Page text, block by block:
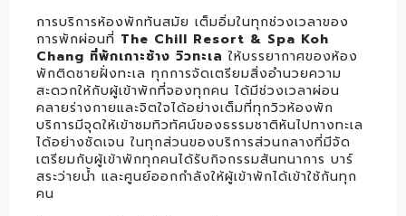
การบริการห้องพักทันสมัย เต็มอิ่มในทุกช่วงเวลาของ
การพักผ่อนที่ The Chill Resort & Spa Koh
Chang ที่พักเกาะช้าง วิวทะเล ให้บรรยากาศของห้อง
พักติดชายฝั่งทะเล ทุกการจัดเตรียมสิ่งอำนวยความ
สะดวกให้กับผู้เข้าพักที่จองทุกคน ได้มีช่วงเวลาผ่อน
คลายร่างกายและจิตใจได้อย่างเต็มที่ทุกวิวห้องพัก
บริการมีจุดให้เข้าชมทิวทัศน์ของธรรมชาติหันไปทางทะเล
ได้อย่างชัดเจน ในทุกส่วนของบริการส่วนกลางที่มีจัด
เตรียมกับผู้เข้าพักทุกคนได้รับกิจกรรมสันทนาการ บาร์
สระว่ายน้ำ และศูนย์ออกกำลังให้ผู้เข้าพักได้เข้าใช้กันทุก
คน